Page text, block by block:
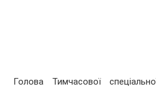
Голова Тимчасової